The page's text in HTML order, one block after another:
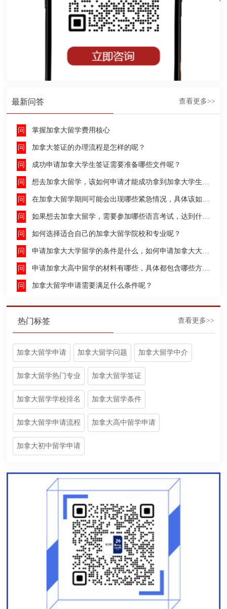
最新问答 查看更多>>
掌握加拿大留学费用核心
加拿大签证的办理流程是怎样的呢？
成功申请加拿大学生签证需要准备哪些文件呢？
想去加拿大留学，该如何申请才能成功拿到加拿大学生签证呢？
在加拿大留学期间可能会出现哪些紧急情况，具体该如何去处理这些紧急情况呢？
如果想去加拿大留学，需要参加哪些语言考试，达到什么水平才能申请呢？
如何选择适合自己的加拿大留学院校和专业呢？
申请加拿大大学留学的条件是什么，如何申请加拿大大学留学，留学的费用及签证申请流程是什么？
申请加拿大高中留学的材料有哪些，具体都包含哪些方面呢？
加拿大留学申请需要满足什么条件呢？
热门标签 查看更多>>
加拿大留学申请 加拿大留学问题 加拿大留学中介
加拿大留学热门专业 加拿大留学签证
加拿大留学学校排名 加拿大留学条件
加拿大留学申请流程 加拿大高中留学申请
加拿大初中留学申请